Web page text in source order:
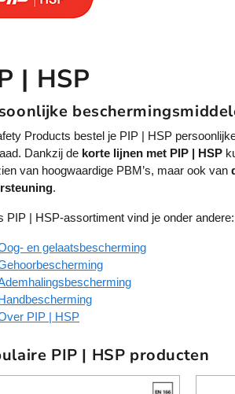
| HSP
Products bestel je PIP | HSP
Dankzij de korte lijnen met PIP | HSP
van hoogwaardige PBM’s, maar ook van
.
PIP | HSP-assortiment vind je onder andere:
en gelaatsbescherming
PIP | HSP
PIP | HSP producten